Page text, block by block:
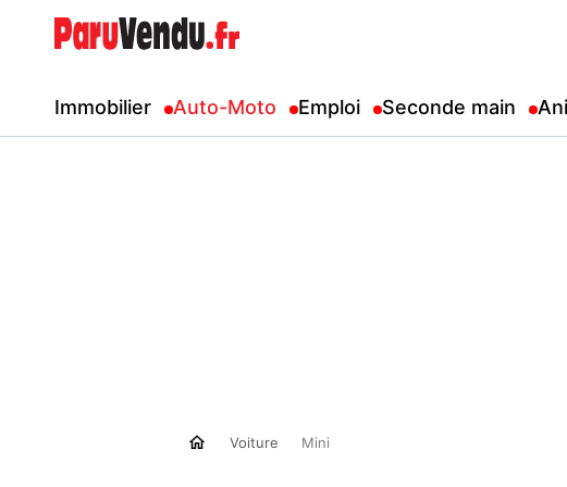
Immobilier Auto-Moto Emploi Seconde main
Voiture Mini